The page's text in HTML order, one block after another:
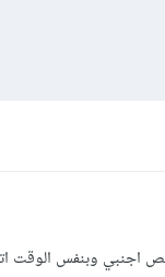
اجنبي وبنفس